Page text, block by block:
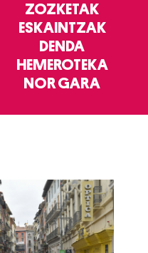
ZOZKETAK
ESKAINTZAK
DENDA
HEMEROTEKA
NOR GARA